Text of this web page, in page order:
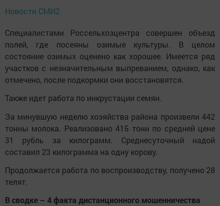
Новости СМИ2
Специалистами Россельхозцентра совершен объезд
полей, где посеяны озимые культуры. В целом
состояние озимых оценено как хорошее. Имеется ряд
участков с незначительным выпреванием, однако, как
отмечено, после подкормки они восстановятся.
Также идет работа по инкрустации семян.
За минувшую неделю хозяйства района произвели 442
тонны молока. Реализовано 415 тонн по средней цене
31 рубль за килограмм. Среднесуточный надой
составил 23 килограмма на одну корову.
Продолжается работа по воспроизводству, получено 28
телят.
В сводке – 4 факта дистанционного мошенничества